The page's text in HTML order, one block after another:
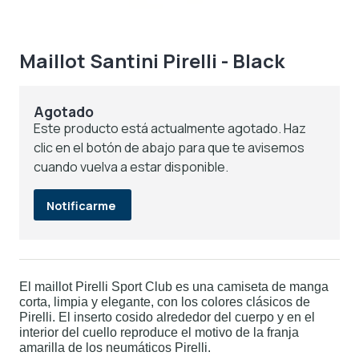
Maillot Santini Pirelli - Black
Agotado
Este producto está actualmente agotado. Haz
clic en el botón de abajo para que te avisemos
cuando vuelva a estar disponible.
Notificarme
El maillot Pirelli Sport Club es una camiseta de manga
corta, limpia y elegante, con los colores clásicos de
Pirelli. El inserto cosido alrededor del cuerpo y en el
interior del cuello reproduce el motivo de la franja
amarilla de los neumáticos Pirelli.